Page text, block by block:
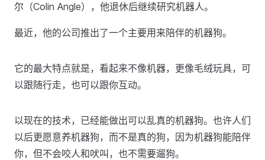
尔（Colin Angle），他退休后继续研究机器人。
最近，他的公司推出了一个主要用来陪伴的机器狗。
它的最大特点就是，看起来不像机器，更像毛绒玩具，可
以跟随行走，也可以跟你互动。
以现在的技术，已经能做出可以乱真的机器狗。也许人们
以后更愿意养机器狗，而不是真的狗，因为机器狗能陪伴
你，但不会咬人和吠叫，也不需要遛狗。